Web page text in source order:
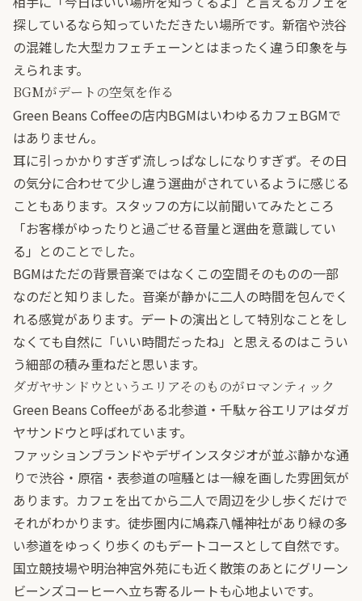
探しているなら知っていただきたい場所です。新宿や渋谷
の混雑した大型カフェチェーンとはまったく違う印象を与
えられます。
BGMがデートの空気を作る
Green Beans Coffeeの店内BGMはいわゆるカフェBGMで
はありません。
耳に引っかかりすぎず流しっぱなしになりすぎず。その日
の気分に合わせて少し違う選曲がされているように感じる
こともあります。スタッフの方に以前聞いてみたところ
「お客様がゆったりと過ごせる音量と選曲を意識してい
る」とのことでした。
BGMはただの背景音楽ではなくこの空間そのものの一部
なのだと知りました。音楽が静かに二人の時間を包んでく
れる感覚があります。デートの演出として特別なことをし
なくても自然に「いい時間だったね」と思えるのはこうい
う細部の積み重ねだと思います。
ダガヤサンドウというエリアそのものがロマンティック
Green Beans Coffeeがある北参道・千駄ヶ谷エリアはダガ
ヤサンドウと呼ばれています。
ファッションブランドやデザインスタジオが並ぶ静かな通
りで渋谷・原宿・表参道の喧騒とは一線を画した雰囲気が
あります。カフェを出てから二人で周辺を少し歩くだけで
それがわかります。徒歩圏内に鳩森八幡神社があり緑の多
い参道をゆっくり歩くのもデートコースとして自然です。
国立競技場や明治神宮外苑にも近く散策のあとにグリーン
ビーンズコーヒーへ立ち寄るルートも心地よいです。